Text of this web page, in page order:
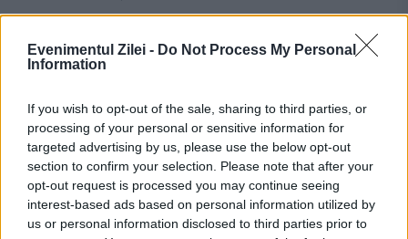
Evenimentul Zilei - Do Not Process My Personal
Information
If you wish to opt-out of the sale, sharing to third parties, or
processing of your personal or sensitive information for
targeted advertising by us, please use the below opt-out
section to confirm your selection. Please note that after your
opt-out request is processed you may continue seeing
interest-based ads based on personal information utilized by
us or personal information disclosed to third parties prior to
SPORT